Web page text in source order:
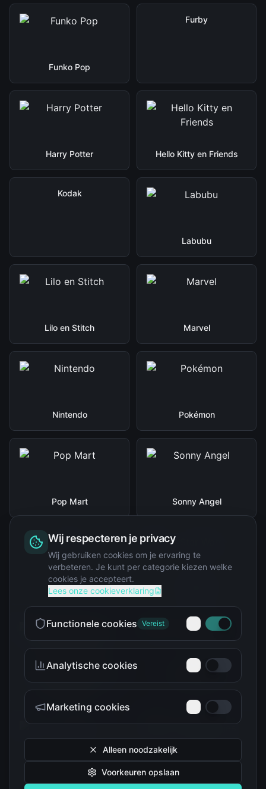
Funko Pop
Furby
Harry Potter Hello Kitty en Friends
Kodak
Labubu
Lilo en Stitch Marvel
Nintendo Pokémon
Pop Mart Sonny Angel
Squishy
The Simpsons
Troetelbeertjes
Wij respecteren je privacy
Wij gebruiken cookies om je ervaring te
verbeteren. Je kunt per categorie kiezen welke
cookies je accepteert.
Lees onze cookieverklaring
Functionele cookies Vereist
Analytische cookies
Marketing cookies
Alleen noodzakelijk
Voorkeuren opslaan